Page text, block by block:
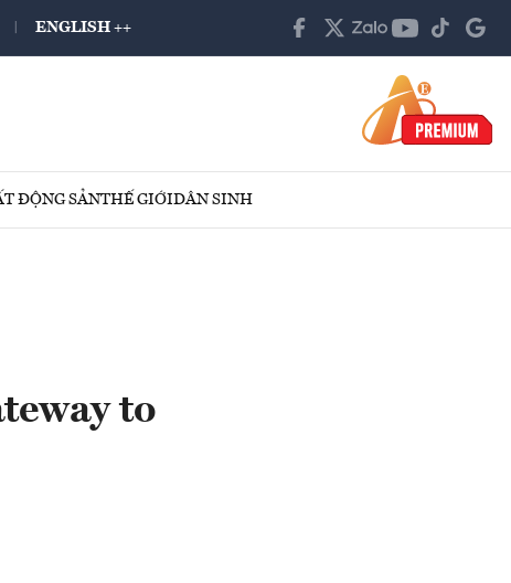
ENGLISH ++
ĐỘNG SẢNTHẾ GIỚIDÂN SINH
to